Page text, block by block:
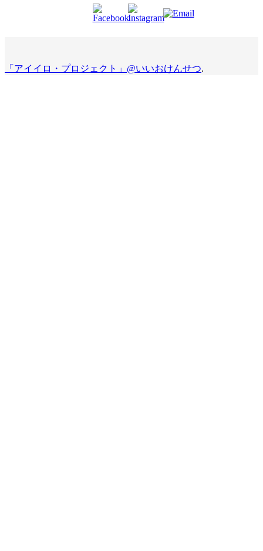
「アイイロ・プロジェクト」@いいおけんせつ.